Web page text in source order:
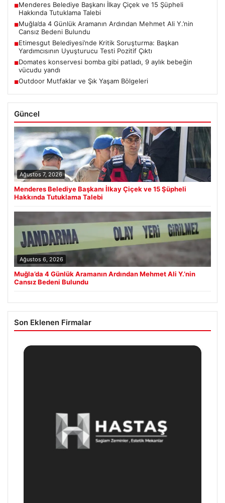
■Menderes Belediye Başkanı İlkay Çiçek ve 15 Şüpheli
Hakkında Tutuklama Talebi
■Muğla’da 4 Günlük Aramanın Ardından Mehmet Ali Y.’nin
Cansız Bedeni Bulundu
■Etimesgut Belediyesi’nde Kritik Soruşturma: Başkan
Yardımcısının Uyuşturucu Testi Pozitif Çıktı
■Domates konservesi bomba gibi patladı, 9 aylık bebeğin
vücudu yandı
■Outdoor Mutfaklar ve Şık Yaşam Bölgeleri
Güncel
Ağustos 7, 2026
Menderes Belediye Başkanı İlkay Çiçek ve 15 Şüpheli
Hakkında Tutuklama Talebi
Ağustos 6, 2026
Muğla’da 4 Günlük Aramanın Ardından Mehmet Ali Y.’nin
Cansız Bedeni Bulundu
Son Eklenen Firmalar